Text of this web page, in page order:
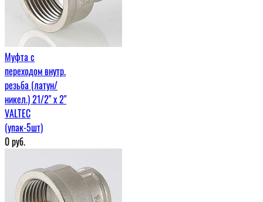
Муфта c
переходом внутр.
резьба (латун/
никел.) 21/2" х 2"
VALTEC
(упак-5шт)
0руб.